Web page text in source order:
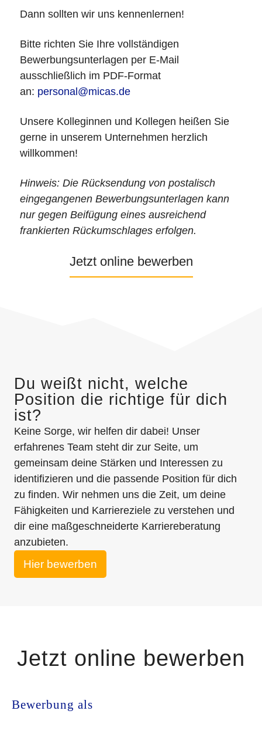
Dann sollten wir uns kennenlernen!
Bitte richten Sie Ihre vollständigen
Bewerbungsunterlagen per E-Mail
ausschließlich im PDF-Format
an: personal@micas.de
Unsere Kolleginnen und Kollegen heißen Sie
gerne in unserem Unternehmen herzlich
willkommen!
Hinweis: Die Rücksendung von postalisch
eingegangenen Bewerbungsunterlagen kann
nur gegen Beifügung eines ausreichend
frankierten Rückumschlages erfolgen.
Jetzt online bewerben
Du weißt nicht, welche
Position die richtige für dich
ist?
Keine Sorge, wir helfen dir dabei! Unser
erfahrenes Team steht dir zur Seite, um
gemeinsam deine Stärken und Interessen zu
identifizieren und die passende Position für dich
zu finden. Wir nehmen uns die Zeit, um deine
Fähigkeiten und Karriereziele zu verstehen und
dir eine maßgeschneiderte Karriereberatung
anzubieten.
Hier bewerben
Jetzt online bewerben
Bewerbung als